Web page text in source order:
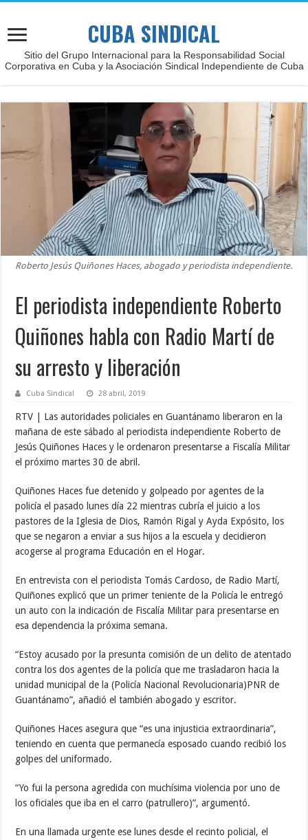
CUBA SINDICAL
Sitio del Grupo Internacional para la Responsabilidad Social
Corporativa en Cuba y la Asociación Sindical Independiente de Cuba
Roberto Jesús Quiñones Haces, abogado y periodista independiente.
El periodista independiente Roberto
Quiñones habla con Radio Martí de
su arresto y liberación
Cuba Sindical 28 abril, 2019
RTV | Las autoridades policiales en Guantánamo liberaron en la
mañana de este sábado al periodista independiente Roberto de
Jesús Quiñones Haces y le ordenaron presentarse a Fiscalía Militar
el próximo martes 30 de abril.
Quiñones Haces fue detenido y golpeado por agentes de la
policía el pasado lunes día 22 mientras cubría el juicio a los
pastores de la Iglesia de Dios, Ramón Rigal y Ayda Expósito, los
que se negaron a enviar a sus hijos a la escuela y decidieron
acogerse al programa Educación en el Hogar.
En entrevista con el periodista Tomás Cardoso, de Radio Martí,
Quiñones explicó que un primer teniente de la Policía le entregó
un auto con la indicación de Fiscalía Militar para presentarse en
esa dependencia la próxima semana.
“Estoy acusado por la presunta comisión de un delito de atentado
contra los dos agentes de la policía que me trasladaron hacia la
unidad municipal de la (Policía Nacional Revolucionaria)PNR de
Guantánamo”, añadió el también abogado y escritor.
Quiñones Haces asegura que “es una injusticia extraordinaria”,
teniendo en cuenta que permanecía esposado cuando recibió los
golpes del uniformado.
“Yo fui la persona agredida con muchísima violencia por uno de
los oficiales que iba en el carro (patrullero)”, argumentó.
En una llamada urgente ese lunes desde el recinto policial, el